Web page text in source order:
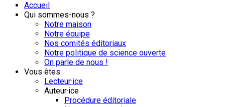
Accueil
Qui sommes-nous ?
Notre maison
Notre équipe
Nos comités éditoriaux
Notre politique de science ouverte
On parle de nous !
Vous êtes
Lecteur·ice
Auteur·ice
Procédure éditoriale